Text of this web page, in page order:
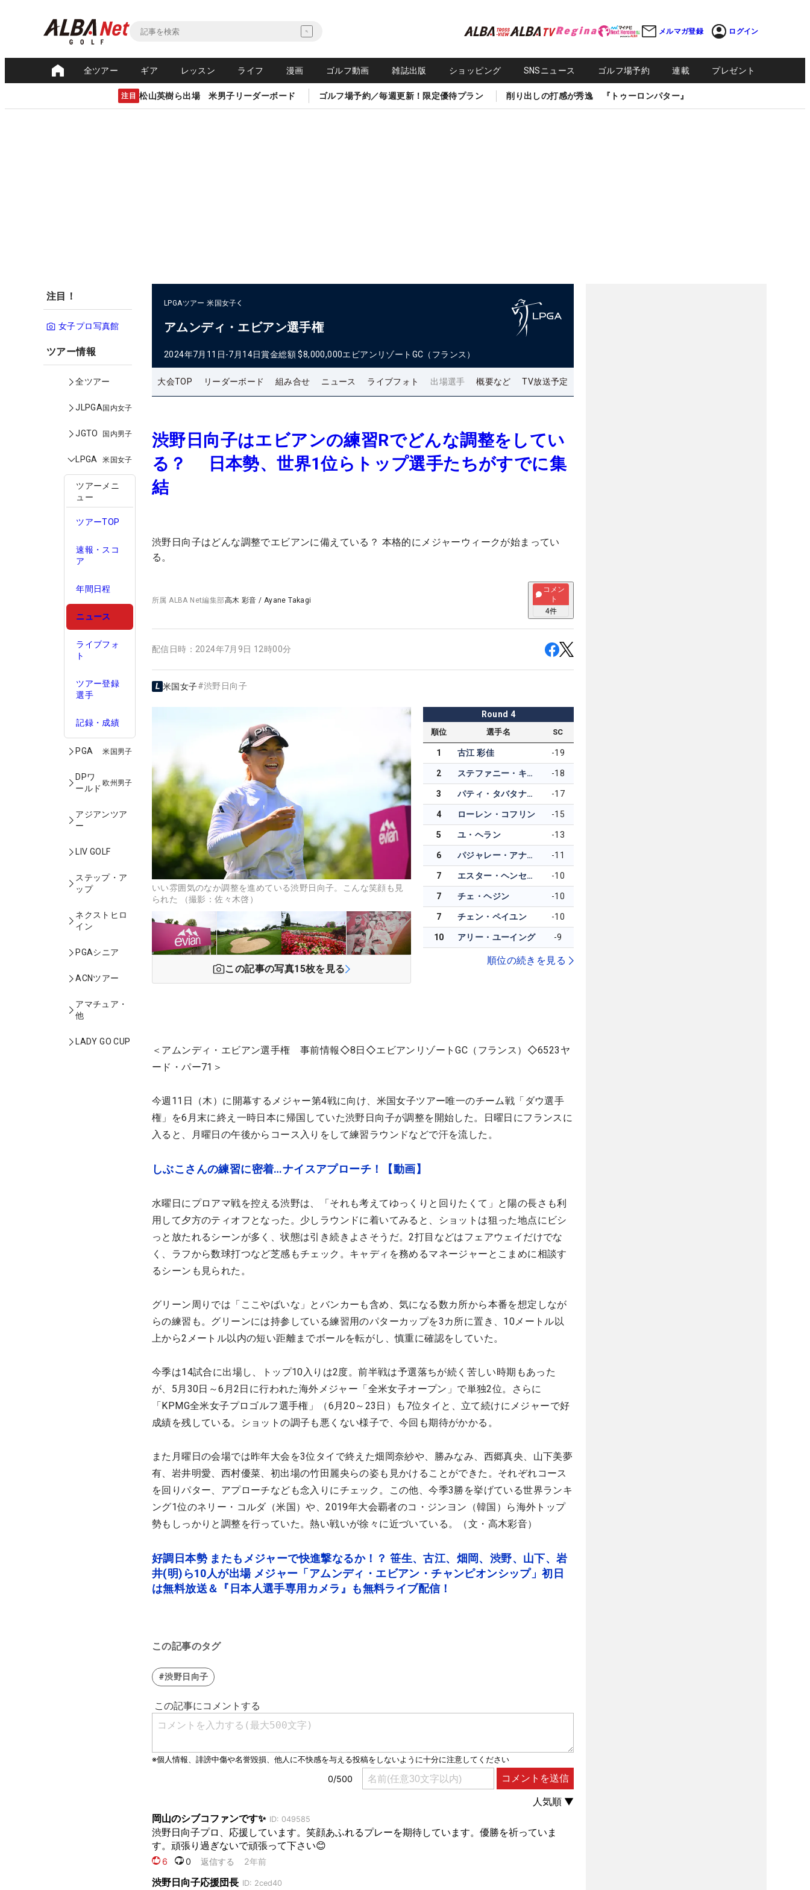
メルマガ登録 ログイン
全ツアー ギア レッスン ライフ 漫画 ゴルフ動画 雑誌出版 ショッピング SNSニュース ゴルフ場予約 連載 プレゼント
注目 松山英樹ら出場 米男子リーダーボード ゴルフ場予約／毎週更新！限定優待プラン 削り出しの打感が秀逸 『トゥーロンパター』
注目！
女子プロ写真館
ツアー情報
全ツアー
JLPGA国内女子
JGTO 国内男子
LPGA 米国女子
ツアーメニ
ュー
ツアーTOP
速報・スコ
ア
年間日程
ニュース
ライブフォ
ト
ツアー登録
選手
記録・成績
PGA 米国男子
DPワ
ールド
欧州男子
アジアンツア
ー
LIV GOLF
ステップ・ア
ップ
ネクストヒロ
イン
PGAシニア
ACNツアー
アマチュア・
他
LADY GO CUP
LPGAツアー 米国女子
アムンディ・エビアン選手権
2024年7月11日-7月14日賞金総額 $8,000,000エビアンリゾートGC（フランス）
大会TOP リーダーボード 組み合せ ニュース ライブフォト 出場選手 概要など TV放送予定
渋野日向子はエビアンの練習Rでどんな調整をしてい
る？ 日本勢、世界1位らトップ選手たちがすでに集
結
渋野日向子はどんな調整でエビアンに備えている？ 本格的にメジャーウィークが始まってい
る。
所属ALBA Net編集部高木 彩音 / Ayane Takagi
コメン
ト
4件
配信日時： 2024年7月9日 12時00分
米国女子#渋野日向子
いい雰囲気のなか調整を進めている渋野日向子。こんな笑顔も見
られた （撮影：佐々木啓）
この記事の写真15枚を見る
Round 4
順位 選手名 SC
1 古江 彩佳 -19
2 ステファニー・キリアコウ -18
3 パティ・タバタナキト -17
4 ローレン・コフリン -15
5 ユ・ヘラン -13
6 パジャレー・アナナルカルン -11
7 エスター・ヘンセライト -10
7 チェ・ヘジン -10
7 チェン・ペイユン -10
10 アリー・ユーイング -9
順位の続きを見る
＜アムンディ・エビアン選手権 事前情報◇8日◇エビアンリゾートGC（フランス）◇6523ヤ
ード・パー71＞
今週11日（木）に開幕するメジャー第4戦に向け、米国女子ツアー唯一のチーム戦「ダウ選手
権」を6月末に終え一時日本に帰国していた渋野日向子が調整を開始した。日曜日にフランスに
入ると、月曜日の午後からコース入りをして練習ラウンドなどで汗を流した。
しぶこさんの練習に密着…ナイスアプローチ！【動画】
水曜日にプロアマ戦を控える渋野は、「それも考えてゆっくりと回りたくて」と陽の長さも利
用して夕方のティオフとなった。少しラウンドに着いてみると、ショットは狙った地点にビシ
っと放たれるシーンが多く、状態は引き続きよさそうだ。2打目などはフェアウェイだけでな
く、ラフから数球打つなど芝感もチェック。キャディを務めるマネージャーとこまめに相談す
るシーンも見られた。
グリーン周りでは「ここやばいな」とバンカーも含め、気になる数カ所から本番を想定しなが
らの練習も。グリーンには持参している練習用のパターカップを3カ所に置き、10メートル以
上から2メートル以内の短い距離までボールを転がし、慎重に確認をしていた。
今季は14試合に出場し、トップ10入りは2度。前半戦は予選落ちが続く苦しい時期もあった
が、5月30日～6月2日に行われた海外メジャー「全米女子オープン」で単独2位。さらに
「KPMG全米女子プロゴルフ選手権」（6月20～23日）も7位タイと、立て続けにメジャーで好
成績を残している。ショットの調子も悪くない様子で、今回も期待がかかる。
また月曜日の会場では昨年大会を3位タイで終えた畑岡奈紗や、勝みなみ、西郷真央、山下美夢
有、岩井明愛、西村優菜、初出場の竹田麗央らの姿も見かけることができた。それぞれコース
を回りパター、アプローチなども念入りにチェック。この他、今季3勝を挙げている世界ランキ
ング1位のネリー・コルダ（米国）や、2019年大会覇者のコ・ジンヨン（韓国）ら海外トップ
勢もしっかりと調整を行っていた。熱い戦いが徐々に近づいている。（文・高木彩音）
好調日本勢 またもメジャーで快進撃なるか！？ 笹生、古江、畑岡、渋野、山下、岩
井(明)ら10人が出場 メジャー「アムンディ・エビアン・チャンピオンシップ」初日
は無料放送＆『日本人選手専用カメラ』も無料ライブ配信！
この記事のタグ
#渋野日向子